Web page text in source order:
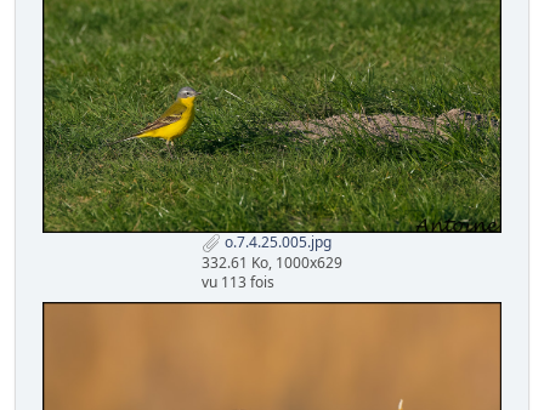
o.7.4.25.005.jpg
332.61 Ko, 1000x629
vu 113 fois